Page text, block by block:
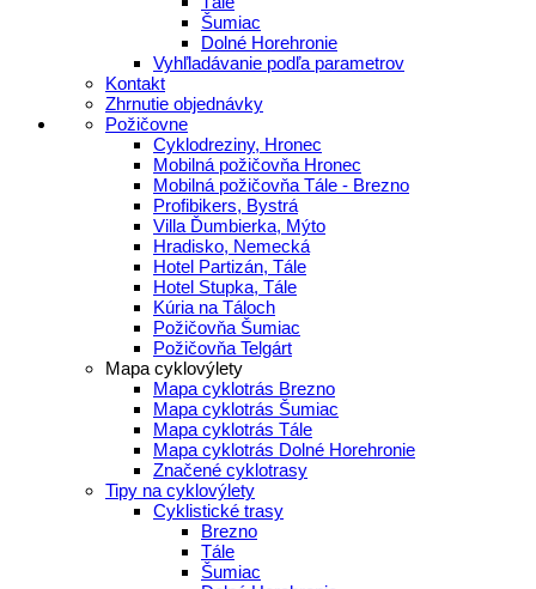
Šumiac
Dolné Horehronie
Vyhľladávanie podľa parametrov
Kontakt
Zhrnutie objednávky
Požičovne
Cyklodreziny, Hronec
Mobilná požičovňa Hronec
Mobilná požičovňa Tále - Brezno
Profibikers, Bystrá
Villa Ďumbierka, Mýto
Hradisko, Nemecká
Hotel Partizán, Tále
Hotel Stupka, Tále
Kúria na Táloch
Požičovňa Šumiac
Požičovňa Telgárt
Mapa cyklovýlety
Mapa cyklotrás Brezno
Mapa cyklotrás Šumiac
Mapa cyklotrás Tále
Mapa cyklotrás Dolné Horehronie
Značené cyklotrasy
Tipy na cyklovýlety
Cyklistické trasy
Brezno
Tále
Šumiac